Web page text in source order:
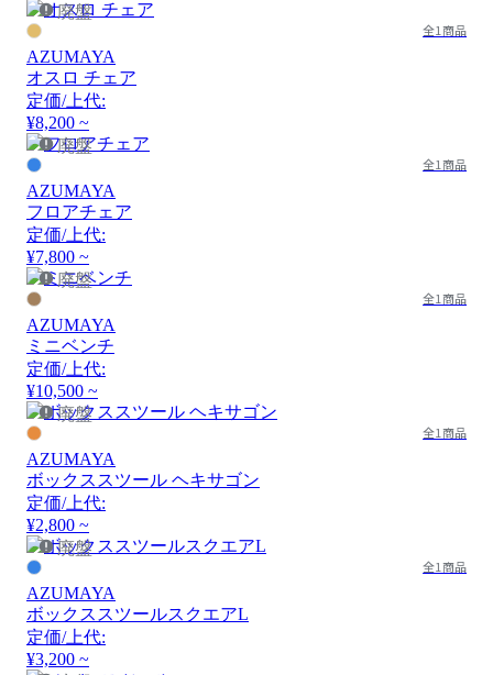
廃盤
全1商品
AZUMAYA
オスロ チェア
定価/上代:
¥8,200 ~
廃盤
全1商品
AZUMAYA
フロアチェア
定価/上代:
¥7,800 ~
廃盤
全1商品
AZUMAYA
ミニベンチ
定価/上代:
¥10,500 ~
廃盤
全1商品
AZUMAYA
ボックススツール ヘキサゴン
定価/上代:
¥2,800 ~
廃盤
全1商品
AZUMAYA
ボックススツールスクエアL
定価/上代:
¥3,200 ~